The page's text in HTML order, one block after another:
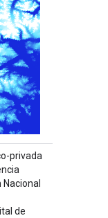
privada
de